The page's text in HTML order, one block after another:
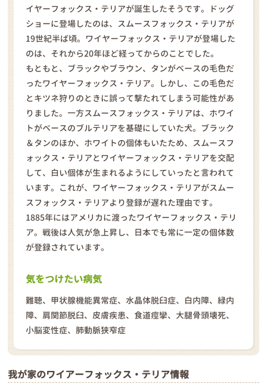
イヤーフォックス・テリアが誕生したそうです。ドッグ
ショーに登場したのは、スムースフォックス・テリアが
19世紀半ば頃。ワイヤーフォックス・テリアが登場した
のは、それから20年ほど経ってからのことでした。
もともと、ブラックやブラウン、タンがベースの毛色だ
ったワイヤーフォックス・テリア。しかし、この毛色だ
とキツネ狩りのときに誤って撃たれてしまう可能性があ
りました。一方スムースフォックス・テリアは、ホワイ
トがベースのブルテリアを基礎にしていた犬。ブラック
＆タンのほか、ホワイトの個体もいたため、スムースフ
ォックス・テリアとワイヤーフォックス・テリアを交配
して、白い個体が生まれるようにしていったと言われて
います。これが、ワイヤーフォックス・テリアがスムー
スフォックス・テリアより登録が遅れた理由です。
1885年にはアメリカに渡ったワイヤーフォックス・テリ
ア。戦後は人気が急上昇し、日本でも常に一定の個体数
が登録されています。
気をつけたい病気
難聴、甲状腺機能異常症、水晶体脱臼症、白内障、緑内
障、肩関節脱臼、皮膚疾患、食道痙攣、大腿骨頭壊死、
小脳変性症、肺動脈狭窄症
我が家のワイアーフォックス・テリア情報